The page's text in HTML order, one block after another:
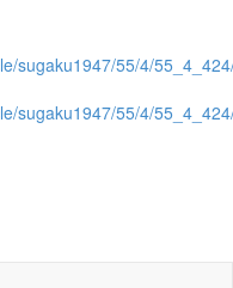
sugaku1947/55/4/
sugaku1947/55/4/